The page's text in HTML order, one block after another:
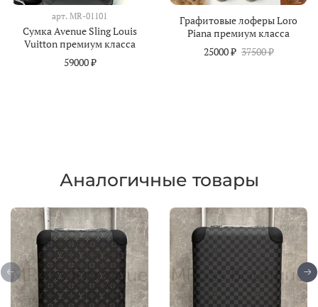
арт. MR-01101
Сумка Avenue Sling Louis
Vuitton премиум класса
59000 ₽
Графитовые лоферы Loro
Piana премиум класса
25000 ₽ 37500 ₽
Аналогичные товары